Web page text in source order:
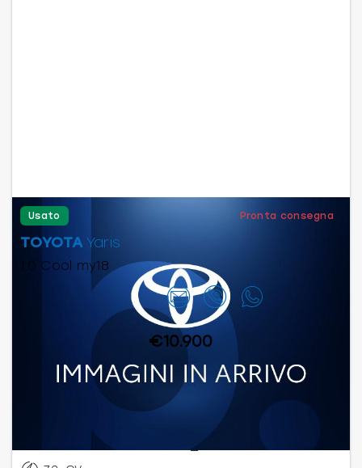
Usato Pronta consegna
TOYOTA Yaris
1.0 Cool my18
Contattaci
€10.900
Manuale
km